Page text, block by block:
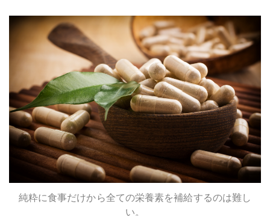
純粋に食事だけから全ての栄養素を補給するのは難し
い。